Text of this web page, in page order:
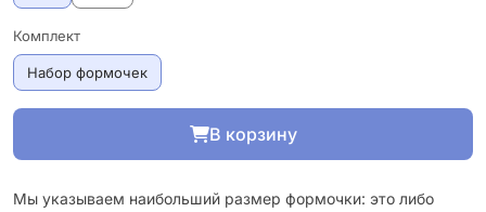
Комплект
Набор формочек
В корзину
Мы указываем наибольший размер формочки: это либо